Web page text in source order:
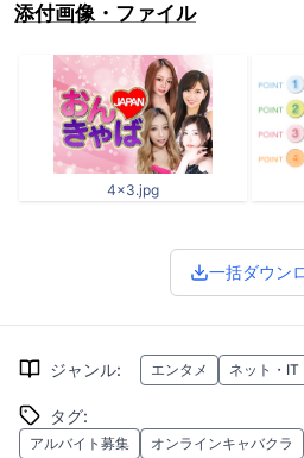
添付画像・ファイル
4x3.jpg
一括ダウン
ジャンル: エンタメ ネット・IT
タグ:
アルバイト募集 オンラインキャバクラ